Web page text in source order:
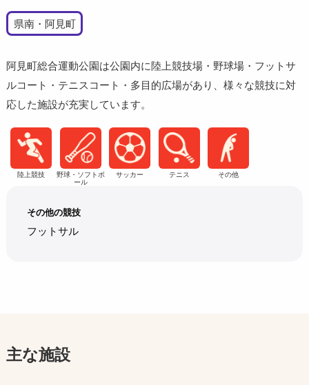
県南・阿見町
阿見町総合運動公園は公園内に陸上競技場・野球場・フットサ
ルコート・テニスコート・多目的広場があり、様々な競技に対
応した施設が充実しています。
陸上競技
野球・ソフトボ
ール
サッカー テニス その他
その他の競技
フットサル
主な施設